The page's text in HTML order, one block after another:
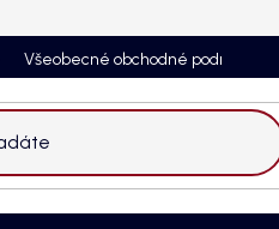
Všeobecné obchodné podmienky